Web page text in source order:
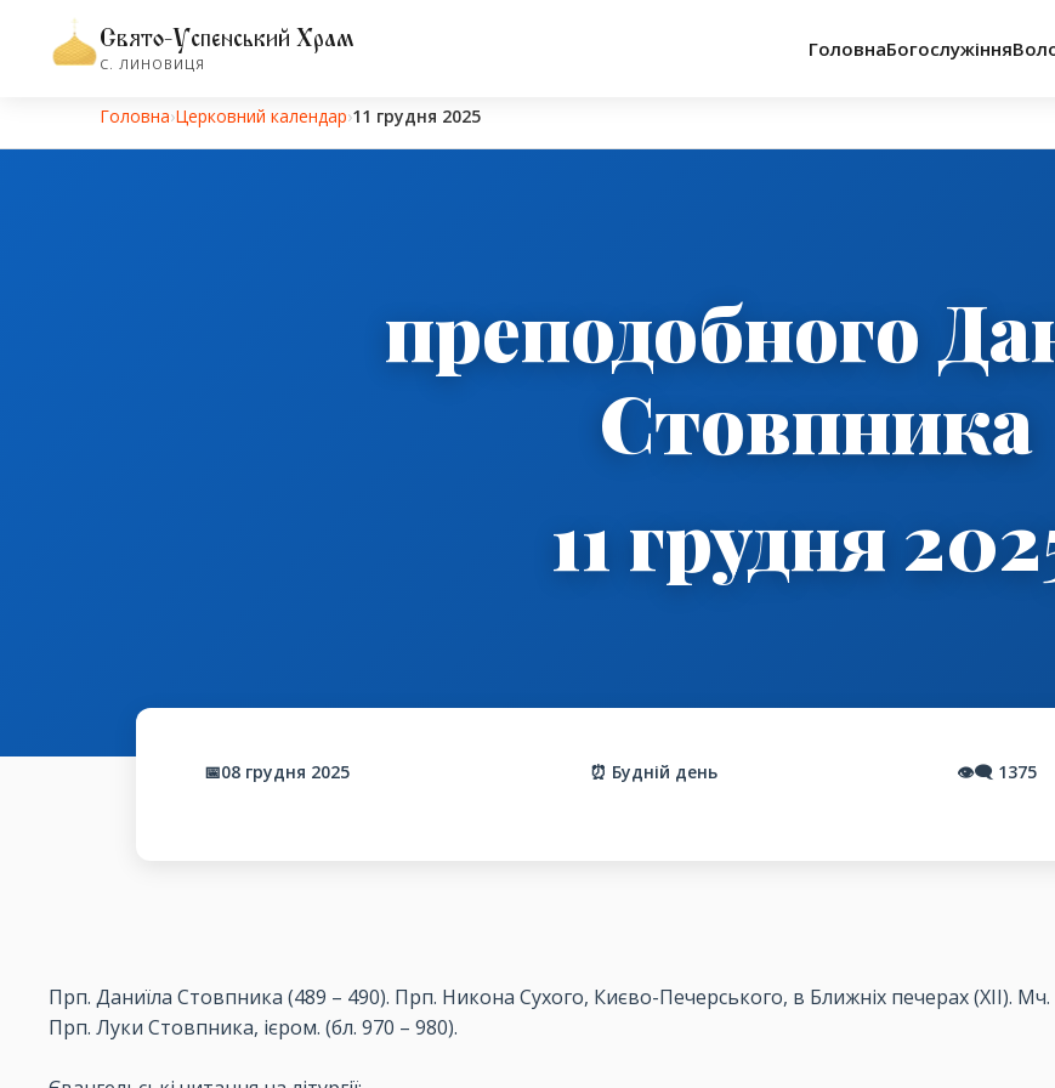
Свято-Успенський Храм
С. ЛИНОВИЦЯ
ГоловнаБогослужіння
Головна›Церковний календар›11 грудня 2025
преподобного
Стовпника
11 грудня
📅08 грудня 2025 ⏰ Будній день 👁️‍🗨️ 1375
Прп. Даниїла Стовпника (489 – 490). Прп. Никона Сухого, Києво-Печерського, в Ближніх печерах (ХІІ). Мч.
Прп. Луки Стовпника, ієром. (бл. 970 – 980).